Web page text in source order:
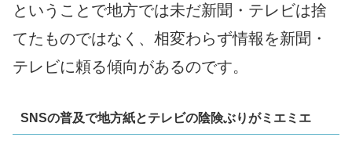
ということで地方では未だ新聞・テレビは捨
てたものではなく、相変わらず情報を新聞・
テレビに頼る傾向があるのです。
SNSの普及で地方紙とテレビの陰険ぶりがミエミエ